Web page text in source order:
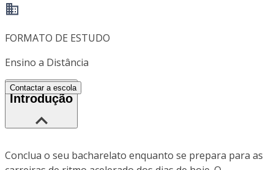
FORMATO DE ESTUDO
Ensino a Distância
Contactar a escola
Introdução
Conclua o seu bacharelato enquanto se prepara para as